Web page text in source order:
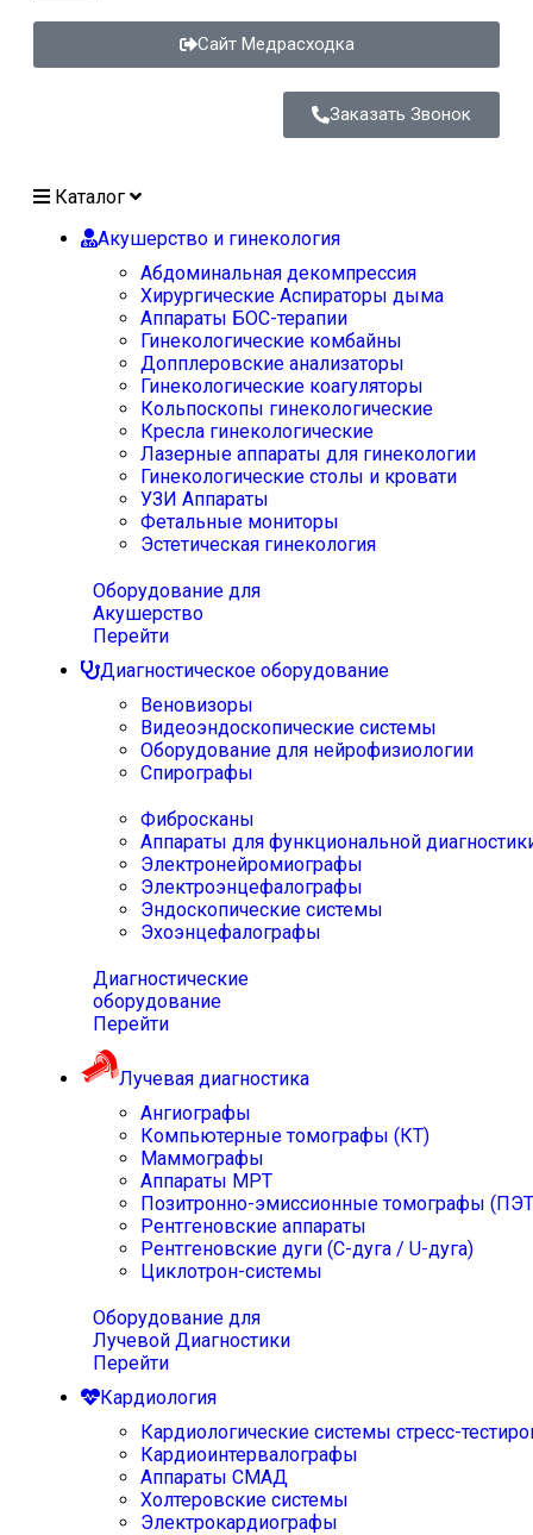
Сайт Медрасходка
Заказать Звонок
Каталог
Акушерство и гинекология
Абдоминальная декомпрессия
Хирургические Аспираторы дыма
Аппараты БОС-терапии
Гинекологические комбайны
Допплеровские анализаторы
Гинекологические коагуляторы
Кольпоскопы гинекологические
Кресла гинекологические
Лазерные аппараты для гинекологии
Гинекологические столы и кровати
УЗИ Аппараты
Фетальные мониторы
Эстетическая гинекология
Оборудование для
Акушерство
Перейти
Диагностическое оборудование
Веновизоры
Видеоэндоскопические системы
Оборудование для нейрофизиологии
Спирографы
Фибросканы
Аппараты для функциональной
Электронейромиографы
Электроэнцефалографы
Эндоскопические системы
Эхоэнцефалографы
Диагностические
оборудование
Перейти
Лучевая диагностика
Ангиографы
Компьютерные томографы (КТ)
Маммографы
Аппараты МРТ
Позитронно-эмиссионные томографы
Рентгеновские аппараты
Рентгеновские дуги (С-дуга / U-дуга)
Циклотрон-системы
Оборудование для
Лучевой Диагностики
Перейти
Кардиология
Кардиологические системы стресс-
Кардиоинтервалографы
Аппараты СМАД
Холтеровские системы
Электрокардиографы